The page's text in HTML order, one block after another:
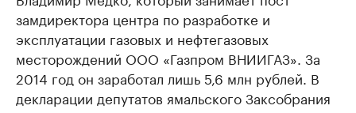
замдиректора центра по разработке и
эксплуатации газовых и нефтегазовых
месторождений ООО «Газпром ВНИИГАЗ». За
2014 год он заработал лишь 5,6 млн рублей. В
декларации депутатов ямальского Заксобрания